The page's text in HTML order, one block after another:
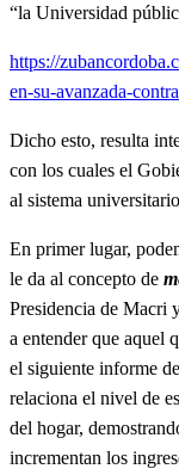
“la Universidad
https://
en-su-avanzada-
Dicho esto, resulta
con los cuales el
al sistema
En primer lugar,
le da al concepto de
Presidencia de Macri
a entender que aquel
el siguiente informe
relaciona el nivel de
del hogar,
incrementan los